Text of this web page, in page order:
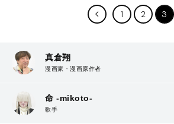
1 2 3
真倉翔
漫画家・漫画原作者
命 -mikoto-
歌手